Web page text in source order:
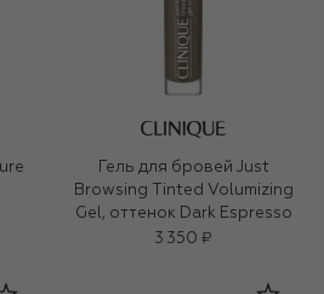
Гель для бровей Just
Browsing Tinted Volumizing
Gel, оттенок Dark Espresso
3 350 ₽